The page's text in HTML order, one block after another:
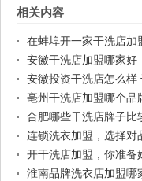
相关内容
在蚌埠开一家干洗店加
安徽干洗店加盟哪家好
安徽投资干洗店怎么样
亳州干洗店加盟哪个品
合肥哪些干洗店牌子比
连锁洗衣加盟，选择对
开干洗店加盟，你准备
淮南品牌洗衣店加盟哪